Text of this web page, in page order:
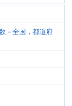
－全国，都道府